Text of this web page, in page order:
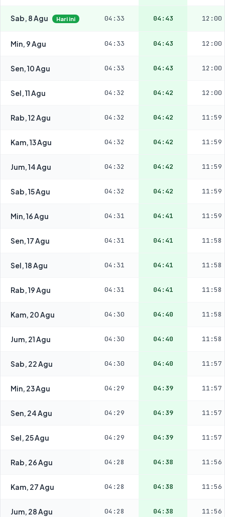
Sab, 8 Agu Hari ini 04:33 04:43 12:00
Min, 9 Agu 04:33 04:43 12:00
Sen, 10 Agu 04:33 04:43 12:00
Sel, 11 Agu 04:32 04:42 12:00
Rab, 12 Agu 04:32 04:42 11:59
Kam, 13 Agu 04:32 04:42 11:59
Jum, 14 Agu 04:32 04:42 11:59
Sab, 15 Agu 04:32 04:42 11:59
Min, 16 Agu 04:31 04:41 11:59
Sen, 17 Agu 04:31 04:41 11:58
Sel, 18 Agu 04:31 04:41 11:58
Rab, 19 Agu 04:31 04:41 11:58
Kam, 20 Agu 04:30 04:40 11:58
Jum, 21 Agu 04:30 04:40 11:58
Sab, 22 Agu 04:30 04:40 11:57
Min, 23 Agu 04:29 04:39 11:57
Sen, 24 Agu 04:29 04:39 11:57
Sel, 25 Agu 04:29 04:39 11:57
Rab, 26 Agu 04:28 04:38 11:56
Kam, 27 Agu 04:28 04:38 11:56
Jum, 28 Agu 04:28 04:38 11:56